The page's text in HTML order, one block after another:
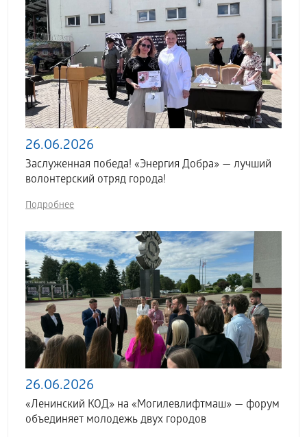
26.06.2026
Заслуженная победа! «Энергия Добра» — лучший
волонтерский отряд города!
Подробнее
26.06.2026
«Ленинский КОД» на «Могилевлифтмаш» — форум
объединяет молодежь двух городов